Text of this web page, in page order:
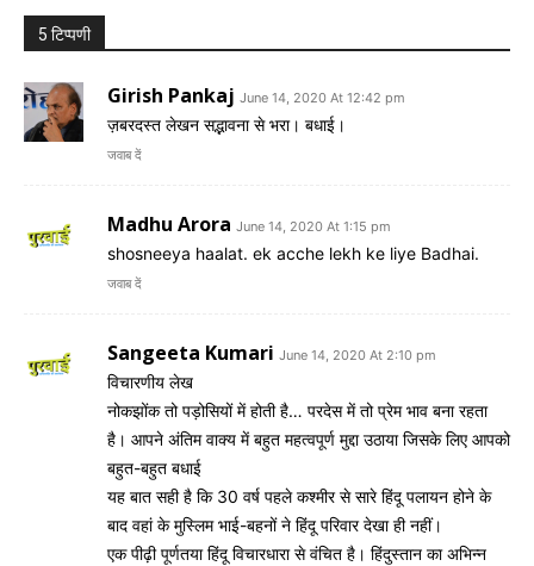
5 टिप्पणी
Girish Pankaj June 14, 2020 At 12:42 pm
ज़बरदस्त लेखन सद्भावना से भरा। बधाई।
जवाब दें
Madhu Arora June 14, 2020 At 1:15 pm
shosneeya haalat. ek acche lekh ke liye Badhai.
जवाब दें
Sangeeta Kumari June 14, 2020 At 2:10 pm
विचारणीय लेख
नोकझोंक तो पड़ोसियों में होती है… परदेस में तो प्रेम भाव बना रहता
है। आपने अंतिम वाक्य में बहुत महत्वपूर्ण मुद्दा उठाया जिसके लिए आपको
बहुत-बहुत बधाई
यह बात सही है कि 30 वर्ष पहले कश्मीर से सारे हिंदू पलायन होने के
बाद वहां के मुस्लिम भाई-बहनों ने हिंदू परिवार देखा ही नहीं।
एक पीढ़ी पूर्णतया हिंदू विचारधारा से वंचित है। हिंदुस्तान का अभिन्न